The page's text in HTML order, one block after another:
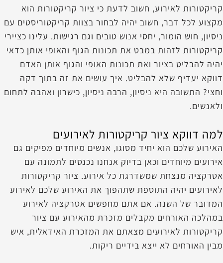
קריקטורות לאירוע, חשוב לדעת כי ציור קריקטורות הוא
מקצוע לכל דבר, חשוב יהיה לבחור בצוות קריקטוריסטים עם
ניסיון, חוש הומור, יחסי אנוש טובים וגם רגישות. עלינו כציירי
קריקטורות לזהות במבט את תכונות הגוף והאופי אותן כדאי
יהיה להבליט בציור ואת תכונות האופי והגוף אותן האדם
דווקא יעדיף שלא להבליט. איך עושים את זה בתוך דקה
וחצי? התשובה היא ניסיון, הרבה ניסיון, כישרון ואהבה לתחום
ולאנשים.
למה דווקא ציור קריקטורות לאירועים
האירוע שלכם הוא יחיד מסוגו, אנשים מיוחדים מפיקים גם
אירועים מיוחדים וכאן בדיוק אנחנו נכנסים לתמונה עם
אטרקציה מנצחת שמשדרגת כל אירוע. ציור קריקטורות
לאירועים יהיה התוספת שתהפוך את האירוע שלכם לאירוע
המדובר של השנה. אם אתם מחפשים אטרקציה לאירוע
במהלכה האורחים מקבלים מזכרת מהאירוע עם ציור
קריקטורות לאירועים מצאתם את המזכרת האידאלית, איש
מבין האורחים לא ייצא בידיים ריקות.